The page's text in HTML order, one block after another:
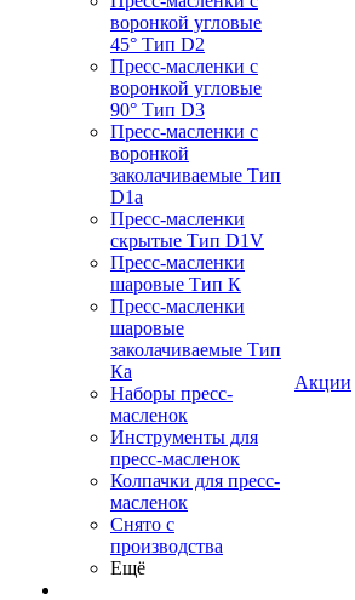
воронкой угловые
45° Тип D2
Пресс-масленки с
воронкой угловые
90° Тип D3
Пресс-масленки с
воронкой
заколачиваемые Тип
D1a
Пресс-масленки
скрытые Тип D1V
Пресс-масленки
шаровые Тип К
Пресс-масленки
шаровые
заколачиваемые Тип
Кa
Наборы пресс-
масленок
Инструменты для
пресс-масленок
Колпачки для пресс-
масленок
Снято с
производства
Ещё
Акции